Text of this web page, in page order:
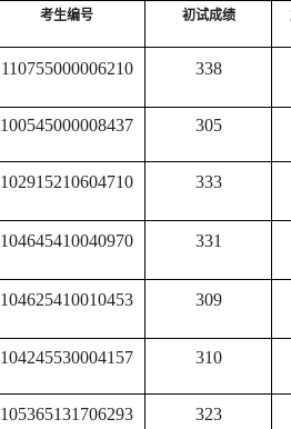
考生编号 初试成绩
110755000006210 338
100545000008437 305
102915210604710 333
104645410040970 331
104625410010453 309
104245530004157 310
105365131706293 323